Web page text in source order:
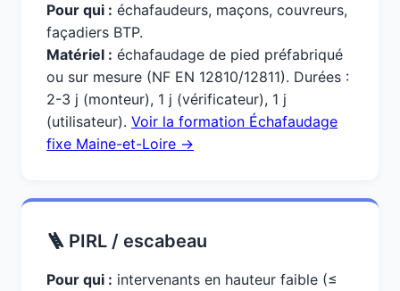
Pour qui : échafaudeurs, maçons, couvreurs,
façadiers BTP.
Matériel : échafaudage de pied préfabriqué
ou sur mesure (NF EN 12810/12811). Durées :
2-3 j (monteur), 1 j (vérificateur), 1 j
(utilisateur). Voir la formation Échafaudage
fixe Maine-et-Loire →
🪜 PIRL / escabeau
Pour qui : intervenants en hauteur faible (≤